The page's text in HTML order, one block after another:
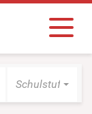
Schulstufe